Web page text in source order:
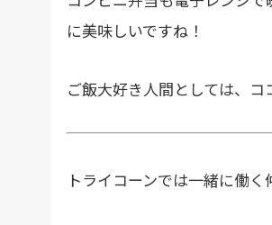
に美味しいですね！
ご飯大好き人間としては、コ
トライコーンでは一緒に働く